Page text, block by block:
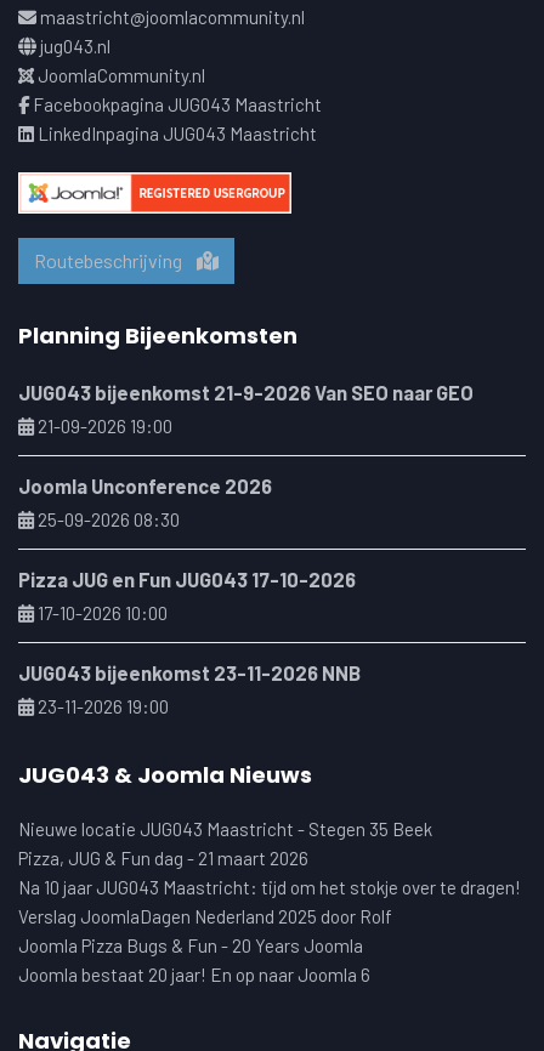
maastricht@joomlacommunity.nl
jug043.nl
JoomlaCommunity.nl
Facebookpagina JUG043 Maastricht
LinkedInpagina JUG043 Maastricht
Routebeschrijving
Planning Bijeenkomsten
JUG043 bijeenkomst 21-9-2026 Van SEO naar GEO
21-09-2026 19:00
Joomla Unconference 2026
25-09-2026 08:30
Pizza JUG en Fun JUG043 17-10-2026
17-10-2026 10:00
JUG043 bijeenkomst 23-11-2026 NNB
23-11-2026 19:00
JUG043 & Joomla Nieuws
Nieuwe locatie JUG043 Maastricht - Stegen 35 Beek
Pizza, JUG & Fun dag - 21 maart 2026
Na 10 jaar JUG043 Maastricht: tijd om het stokje over te dragen!
Verslag JoomlaDagen Nederland 2025 door Rolf
Joomla Pizza Bugs & Fun - 20 Years Joomla
Joomla bestaat 20 jaar! En op naar Joomla 6
Navigatie